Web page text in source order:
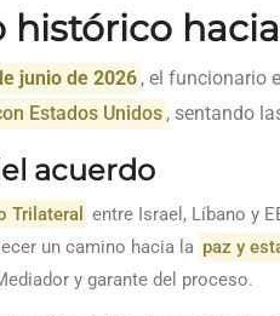
histórico
junio de 2026 , el funcionario
Estados Unidos , sentando
acuerdo
Trilateral
entre Israel, Líbano y
un camino hacia la paz y
y garante del proceso.